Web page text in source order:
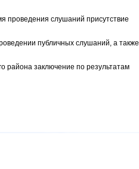
проведения слушаний присутствие
публичных слушаний, а также
района заключение по результатам